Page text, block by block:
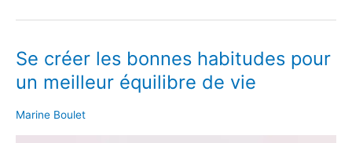
Se créer les bonnes habitudes pour
un meilleur équilibre de vie
Marine Boulet
Se
les
bonnes